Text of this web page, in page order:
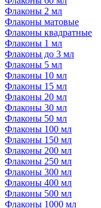
Флаконы 2 мл
Флаконы матовые
Флаконы квадратные
Флаконы 1 мл
Флаконы до 3 мл
Флаконы 5 мл
Флаконы 10 мл
Флаконы 15 мл
Флаконы 20 мл
Флаконы 30 мл
Флаконы 50 мл
Флаконы 100 мл
Флаконы 150 мл
Флаконы 200 мл
Флаконы 250 мл
Флаконы 300 мл
Флаконы 400 мл
Флаконы 500 мл
Флаконы 1000 мл